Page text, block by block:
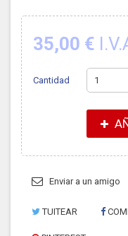
35,00 €
Cantidad
Enviar a un amigo
TUITEAR